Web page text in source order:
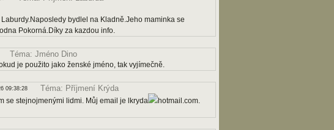
bydlel na Kladně.Jeho maminka se
Pokorná.Díky za kazdou info.
Téma: Jméno Dino
je použito jako ženské jméno, tak vyjímečně.
09:38:28 Téma: Příjmení Krýda
se stejnojmenými lidmi. Můj email je lkryda
hotmail.com.